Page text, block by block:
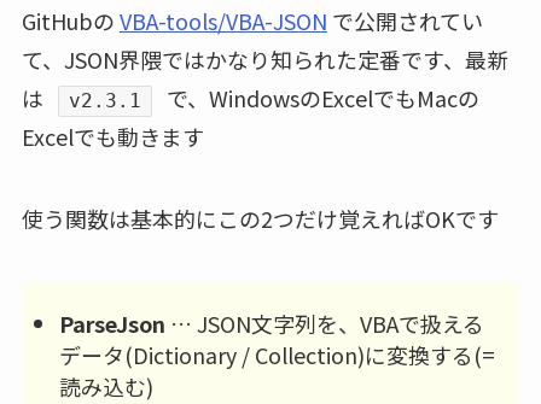
GitHubのVBA-tools/VBA-JSON で公開されてい
て、JSON界隈ではかなり知られた定番です、最新
は
v2.3.1
で、WindowsのExcelでもMacの
Excelでも動きます
使う関数は基本的にこの2つだけ覚えればOKです
ParseJson … JSON文字列を、VBAで扱える
データ(Dictionary / Collection)に変換する(=
読み込む)